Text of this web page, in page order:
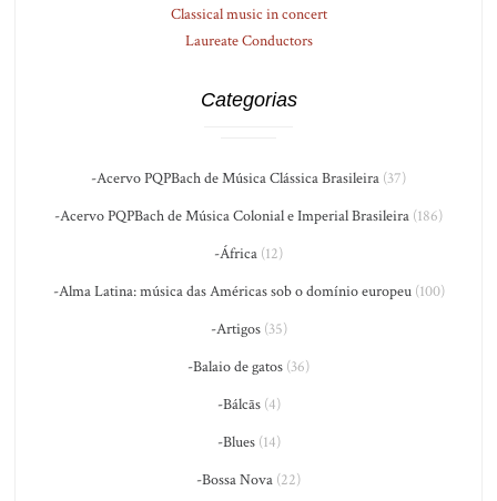
Classical music in concert
Laureate Conductors
Categorias
-Acervo PQPBach de Música Clássica Brasileira (37)
-Acervo PQPBach de Música Colonial e Imperial Brasileira (186)
-África (12)
-Alma Latina: música das Américas sob o domínio europeu(100)
-Artigos(35)
-Balaio de gatos (36)
-Bálcãs(4)
-Blues(14)
-Bossa Nova (22)